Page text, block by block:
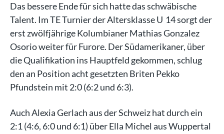
Das bessere Ende für sich hatte das schwäbische
Talent. Im TE Turnier der Altersklasse U 14 sorgt der
erst zwölfjährige Kolumbianer Mathias Gonzalez
Osorio weiter für Furore. Der Südamerikaner, über
die Qualifikation ins Hauptfeld gekommen, schlug
den an Position acht gesetzten Briten Pekko
Pfundstein mit 2:0 (6:2 und 6:3).
Auch Alexia Gerlach aus der Schweiz hat durch ein
2:1 (4:6, 6:0 und 6:1) über Ella Michel aus Wuppertal